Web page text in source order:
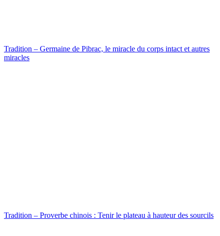
Tradition – Germaine de Pibrac, le miracle du corps intact et autres
miracles
Tradition – Proverbe chinois : Tenir le plateau à hauteur des sourcils